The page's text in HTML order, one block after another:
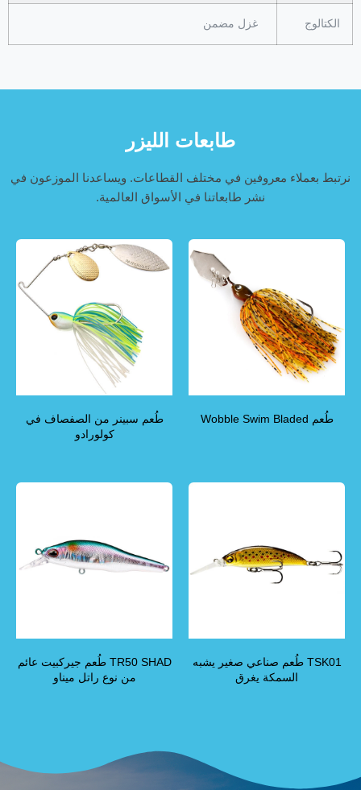
الكتالوج غزل مضمن
طابعات الليزر
نرتبط بعملاء معروفين في مختلف القطاعات. ويساعدنا الموزعون في
نشر طابعاتنا في الأسواق العالمية.
طُعم Wobble Swim Bladed
طُعم سبينر من الصفصاف في
كولورادو
TSK01 طُعم صناعي صغير يشبه
السمكة يغرق
TR50 SHAD طُعم جيركبيت عائم
من نوع راتل ميناو